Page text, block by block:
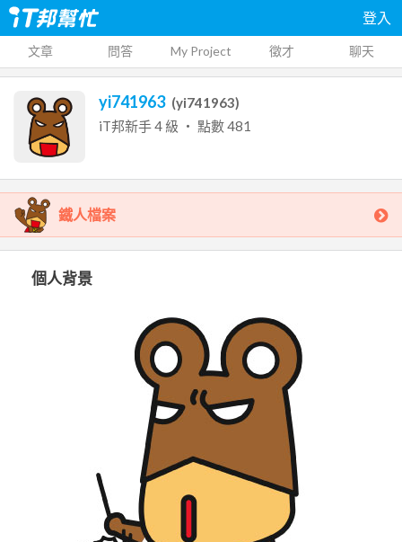
登入
文章 問答 My Project 徵才 聊天
yi741963 (yi741963)
iT邦新手4 級 ‧ 點數481
鐵人檔案
個人背景